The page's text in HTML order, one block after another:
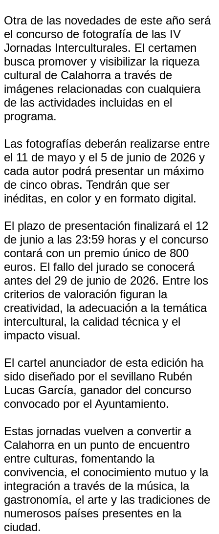
Otra de las novedades de este año será
el concurso de fotografía de las IV
Jornadas Interculturales. El certamen
busca promover y visibilizar la riqueza
cultural de Calahorra a través de
imágenes relacionadas con cualquiera
de las actividades incluidas en el
programa.
Las fotografías deberán realizarse entre
el 11 de mayo y el 5 de junio de 2026 y
cada autor podrá presentar un máximo
de cinco obras. Tendrán que ser
inéditas, en color y en formato digital.
El plazo de presentación finalizará el 12
de junio a las 23:59 horas y el concurso
contará con un premio único de 800
euros. El fallo del jurado se conocerá
antes del 29 de junio de 2026. Entre los
criterios de valoración figuran la
creatividad, la adecuación a la temática
intercultural, la calidad técnica y el
impacto visual.
El cartel anunciador de esta edición ha
sido diseñado por el sevillano Rubén
Lucas García, ganador del concurso
convocado por el Ayuntamiento.
Estas jornadas vuelven a convertir a
Calahorra en un punto de encuentro
entre culturas, fomentando la
convivencia, el conocimiento mutuo y la
integración a través de la música, la
gastronomía, el arte y las tradiciones de
numerosos países presentes en la
ciudad.